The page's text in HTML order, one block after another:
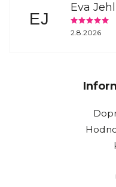
EJ
Eva
2.8.2026